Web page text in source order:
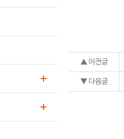
▲ 이전글
▼ 다음글